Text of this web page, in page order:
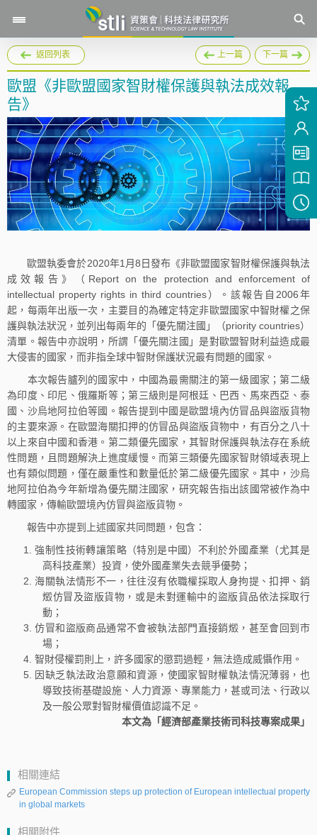
返回列表 上一篇 下一篇
歐盟《非歐盟國家智財權保護與執法成效報
告》
歐盟執委會於2020年1月8日發布《非歐盟國家智財權保護與執法
成效報告》（Report on the protection and enforcement of
intellectual property rights in third countries）。該報告自2006年
起，每兩年出版一次，主要目的為確定特定非歐盟國家中智財權之保
護與執法狀況，並列出每兩年的「優先關注國」（priority countries）
清單。報告中亦說明，所謂「優先關注國」是對歐盟智財利益造成最
大侵害的國家，而非指全球中智財保護狀況最有問題的國家。
本次報告臚列的國家中，中國為最需關注的第一級國家；第二級
為印度、印尼、俄羅斯等；第三級則是阿根廷、巴西、馬來西亞、泰
國、沙烏地阿拉伯等國。報告提到中國是歐盟境內仿冒品與盜版貨物
的主要來源。在歐盟海關扣押的仿冒品與盜版貨物中，有百分之八十
以上來自中國和香港。第二類優先國家，其智財保護與執法存在系統
性問題，且問題解決上進度緩慢。而第三類優先國家智財領域表現上
也有類似問題，僅在嚴重性和數量低於第二級優先國家。其中，沙烏
地阿拉伯為今年新增為優先關注國家，研究報告指出該國常被作為中
轉國家，傳輸歐盟境內仿冒與盜版貨物。
報告中亦提到上述國家共同問題，包含：
強制性技術轉讓策略（特別是中國）不利於外國產業（尤其是
高科技產業）投資，使外國產業失去競爭優勢；
海關執法情形不一，往往沒有依職權採取人身拘提、扣押、銷
燬仿冒及盜版貨物，或是未對運輸中的盜版貨品依法採取行
動；
仿冒和盜版商品通常不會被執法部門直接銷燬，甚至會回到市
場；
智財侵權罰則上，許多國家的懲罰過輕，無法造成威懾作用。
因缺乏執法政治意願和資源，使國家智財權執法情況薄弱，也
導致技術基礎設施、人力資源、專業能力，甚或司法、行政以
及一般公眾對智財權價值認識不足。
本文為「經濟部產業技術司科技專案成果」
相關連結
European Commission steps up protection of European intellectual property
in global markets
相關附件